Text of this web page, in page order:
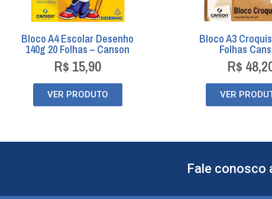
Bloco A4 Escolar Desenho
140g 20 Folhas – Canson
R$ 15,90
VER PRODUTO
Bloco A3
Folhas
R$
VER
Fale conosco